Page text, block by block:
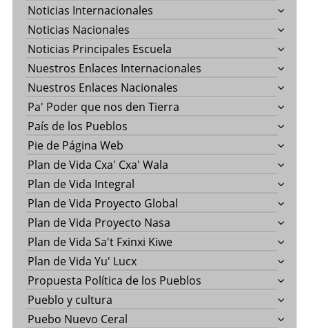
Noticias Internacionales
Noticias Nacionales
Noticias Principales Escuela
Nuestros Enlaces Internacionales
Nuestros Enlaces Nacionales
Pa' Poder que nos den Tierra
País de los Pueblos
Pie de Página Web
Plan de Vida Cxa' Cxa' Wala
Plan de Vida Integral
Plan de Vida Proyecto Global
Plan de Vida Proyecto Nasa
Plan de Vida Sa't Fxinxi Kiwe
Plan de Vida Yu' Lucx
Propuesta Política de los Pueblos
Pueblo y cultura
Puebo Nuevo Ceral